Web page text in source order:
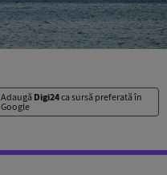
Adaugă Digi24ca sursă preferată în
Google